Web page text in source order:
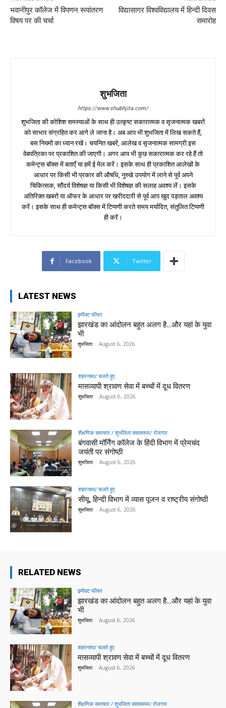
भवानीपुर कॉलेज में विपणन रूपांतरण
विषय पर की चर्चा
विद्यासागर विश्वविद्यालय में हिन्दी दिवस
समारोह
शुभजिता
https://www.shubhjita.com/
शुभजिता की कोशिश समस्याओं के साथ ही उत्कृष्ट सकारात्मक व सृजनात्मक खबरों
को साभार संग्रहित कर आगे ले जाना है। अब आप भी शुभजिता में लिख सकते हैं,
बस नियमों का ध्यान रखें। चयनित खबरें, आलेख व सृजनात्मक सामग्री इस
वेबपत्रिका पर प्रकाशित की जाएगी। अगर आप भी कुछ सकारात्मक कर रहे हैं तो
कमेन्ट्स बॉक्स में बताएँ या हमें ई मेल करें। इसके साथ ही प्रकाशित आलेखों के
आधार पर किसी भी प्रकार की औषधि, नुस्खे उपयोग में लाने से पूर्व अपने
चिकित्सक, सौंदर्य विशेषज्ञ या किसी भी विशेषज्ञ की सलाह अवश्य लें। इसके
अतिरिक्त खबरों या ऑफर के आधार पर खरीददारी से पूर्व आप खुद पड़ताल अवश्य
करें। इसके साथ ही कमेन्ट्स बॉक्स में टिप्पणी करते समय मर्यादित, संतुलित टिप्पणी
ही करें।
Facebook Twitter
LATEST NEWS
इम्पैक्ट फीचर
झारखंड का आंदोलन बहुत अलग है…और यहां के युवा
भी
शुभजिता - August 6, 2026
शहरनामा/ चलते हुए
मासव्यापी श्रावण सेवा में बच्चों में दूध वितरण
शुभजिता - August 6, 2026
शैक्षणिक समाचार / शुभजिता क्सासरूम/ रोजगार
बंगवासी मॉर्निंग कॉलेज के हिंदी विभाग में प्रेमचंद
जयंती पर संगोष्ठी
शुभजिता - August 6, 2026
शहरनामा/ चलते हुए
सीयू, हिन्दी विभाग में व्यास पूजन व राष्ट्रीय संगोष्ठी
शुभजिता - August 6, 2026
RELATED NEWS
इम्पैक्ट फीचर
झारखंड का आंदोलन बहुत अलग है…और यहां के युवा
भी
शुभजिता - August 6, 2026
शहरनामा/ चलते हुए
मासव्यापी श्रावण सेवा में बच्चों में दूध वितरण
शुभजिता - August 6, 2026
शैक्षणिक समाचार / शुभजिता क्सासरूम/ रोजगार